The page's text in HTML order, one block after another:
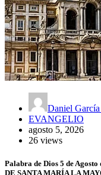
Daniel
EVANGELIO
agosto 5, 2026
26 views
Palabra de Dios 5 de
DE SANTA MARÍA LA